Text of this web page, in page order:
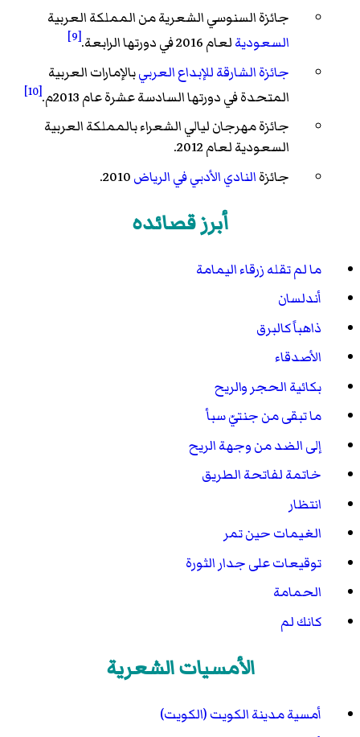
جائزة السنوسي الشعرية من المملكة العربية
السعوديةلعام 2016 في دورتها الرابعة. [9]
جائزة الشارقة للإبداع العربيبالإمارات العربية
المتحدة في دورتها السادسة عشرة عام 2013م.
[10]
جائزة مهرجان ليالي الشعراء بالمملكة العربية
السعودية لعام 2012.
جائزةالنادي الأدبي في الرياض
أبرز قصائده
ما لم تقله زرقاء اليمامة
أندلسان
ذاهباً كالبرق
الأصدقاء
بكائية الحجر والريح
ما تبقى من جنتيّ سبأ
إلى الضد من وجهة الريح
خاتمة لفاتحة الطريق
انتظار
الغيمات حين تمر
توقيعات على جدار الثورة
الحمامة
كانك لم
الأمسيات الشعرية
أمسية مدينة الكويت (الكويت)